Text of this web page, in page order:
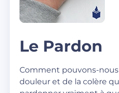
Le Pardon
Comment pouvons-
douleur et de la colère